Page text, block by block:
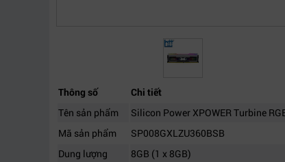
Thông số
Chi tiết
Tên sản phẩm
Silicon Power XPOWER Turbine
Mã sản phẩm
SP008GXLZU360BSB
Dung lượng
8GB (1 x 8GB)